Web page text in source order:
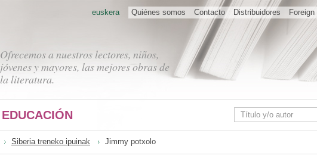
Ofrecemos a nuestros lectores, niños,
jóvenes y mayores, las mejores obras de
la literatura.
Quiénes somos Contacto Distribuidores Foreign
euskera
EDUCACIÓN
Siberia treneko ipuinak Jimmy potxolo